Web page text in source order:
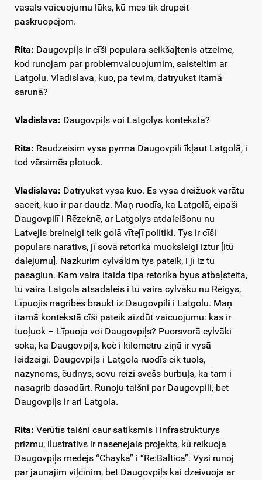
vasals vaicuojumu lūks, kū mes tik drupeit
paskruopejom.
Rita: Daugovpiļs ir cīši populara seikšaļtenis atzeime,
kod runojam par problemvaicuojumim, saisteitim ar
Latgolu. Vladislava, kuo, pa tevim, datryukst itamā
sarunā?
Vladislava: Daugovpiļs voi Latgolys kontekstā?
Rita: Raudzeisim vysa pyrma Daugovpili īkļaut Latgolā, i
tod vērsimēs plotuok.
Vladislava: Datryukst vysa kuo. Es vysa dreižuok varātu
saceit, kuo ir par daudz. Maņ ruodīs, ka Latgolā, eipaši
Daugovpilī i Rēzeknē, ar Latgolys atdaleišonu nu
Latvejis breineigi teik golā vītejī politiki. Tys ir cīši
populars narativs, jī sovā retorikā muoksleigi iztur [itū
dalejumu]. Nazkurim cylvākim tys pateik, i jī iz tū
pasagiun. Kam vaira itaida tipa retorika byus atbaļsteita,
tū vaira Latgola atsadaleis i tū vaira cylvāku nu Reigys,
Līpuojis nagribēs braukt iz Daugovpili i Latgolu. Maņ
itamā kontekstā cīši pateik aizdūt vaicuojumu: kas ir
tuoļuok – Līpuoja voi Daugovpiļs? Puorsvorā cylvāki
soka, ka Daugovpiļs, koč i kilometru ziņā ir vysā
leidzeigi. Daugovpiļs i Latgola ruodīs cik tuols,
nazynoms, čudnys, sovu reizi svešs burbuļs, ka tam i
nasagrib dasadūrt. Runoju taišni par Daugovpili, bet
Daugovpiļs ir ari Latgola.
Rita: Verūtīs taišni caur satiksmis i infrastrukturys
prizmu, ilustrativs ir nasenejais projekts, kū reikuoja
Daugovpiļs medejs “Chayka” i “Re:Baltica”. Vysi runoj
par jaunajim viļcīnim, bet Daugovpiļs kai dzeivuoja ar